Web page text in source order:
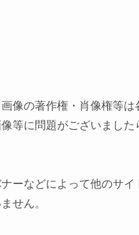
像の著作権・肖像権等
等に問題がございまし
ーなどによって他のサ
せん。